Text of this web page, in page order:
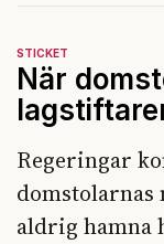
STICKET
När
Regeringar
aldrig hamna